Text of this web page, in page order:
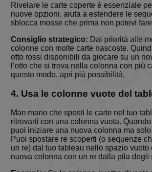
Rivelare le carte coperte è essenziale
nuove opzioni, aiuta a estendere le
sblocca mosse che prima non potevi
Consiglio strategico: Dai priorità alle
colonne con molte carte nascoste.
otto rossi disponibili da giocare su un
l’otto che si trova nella colonna con più
questo modo, apri più possibilità.
4. Usa le colonne vuote del
Man mano che sposti le carte nel tuo
ritrovarti con una colonna vuota.
puoi iniziare una nuova colonna ma
Puoi spostare re scoperti (o sequenze
un re) dal tuo tableau nello spazio vuoto
nuova colonna con un re dalla pila degli
PHPSESSID
PHP.net
www.solitalian.it